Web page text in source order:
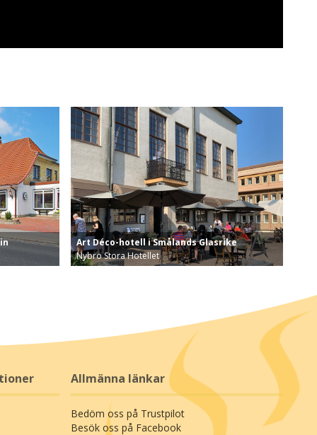
Art Déco-hotell i Smålands Glasrike
Nybro Stora Hotellet
Allmänna länkar
Bedöm oss på Trustpilot
Besök oss på Facebook